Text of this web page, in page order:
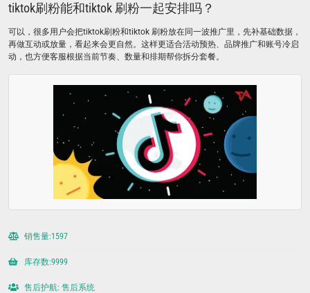
tiktok刷粉能和tiktok 刷粉一起安排吗？
可以，很多用户会把tiktok刷粉和tiktok 刷粉放在同一波推广里，先补基础数据，
再做互动或放量，看起来会更自然。这样更适合活动预热、品牌推广和账号冷启
动，也方便客服根据当前节奏、数量和排期帮你拆分套餐。
销售量:1597
库存数:9999
售后护航: 售后系统